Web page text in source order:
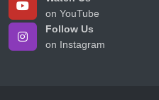
on YouTube
Follow Us
on Instagram